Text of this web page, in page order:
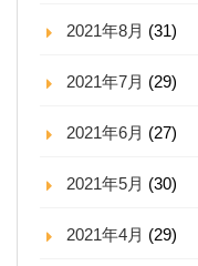
2021年8月 (31)
2021年7月 (29)
2021年6月 (27)
2021年5月 (30)
2021年4月 (29)